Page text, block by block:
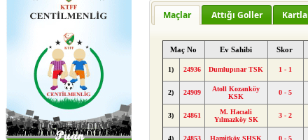
Maçlar Attığı Goller
Maç No Ev Sahibi Skor
1) 24936 Dumlupınar TSK 1 - 1
2) 24909
Atoll Kozanköy
KSK
0 - 5
3) 24861
M. Hacıali
Yılmazköy SK
3 - 2
4) 24853 Hamitköy ŞHSK 0 - 5